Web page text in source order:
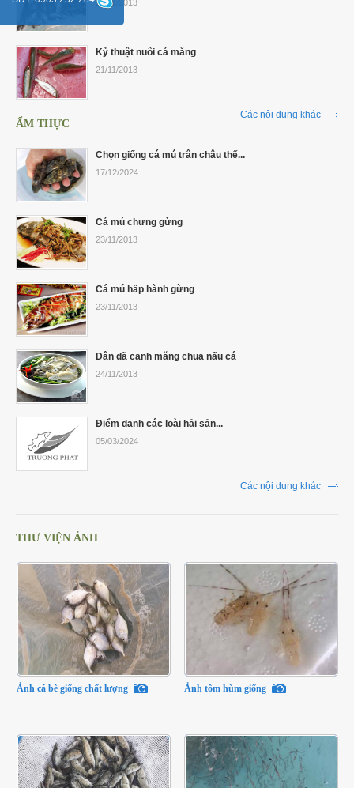
21/11/2013
Kỷ thuật nuôi cá măng
21/11/2013
Các nội dung khác
ẨM THỰC
Chọn giống cá mú trân châu thế...
17/12/2024
Cá mú chưng gừng
23/11/2013
Cá mú hấp hành gừng
23/11/2013
Dân dã canh măng chua nấu cá
24/11/2013
Điểm danh các loài hải sản...
05/03/2024
Các nội dung khác
THƯ VIỆN ẢNH
Ảnh cá bè giống chất lượng Ảnh tôm hùm giống